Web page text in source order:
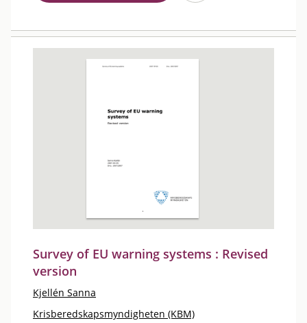
Survey of EU warning systems : Revised
version
Kjellén Sanna
Krisberedskapsmyndigheten (KBM)